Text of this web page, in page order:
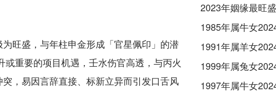
旺盛，与年柱申金形成「官星佩印」的潜
重要的项目机遇，壬水伤官高透，与丙火
，易因言辞直接、标新立异而引发口舌风